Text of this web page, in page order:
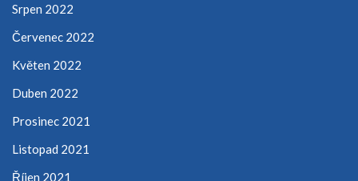
Srpen 2022
Červenec 2022
Květen 2022
Duben 2022
Prosinec 2021
Listopad 2021
Říjen 2021